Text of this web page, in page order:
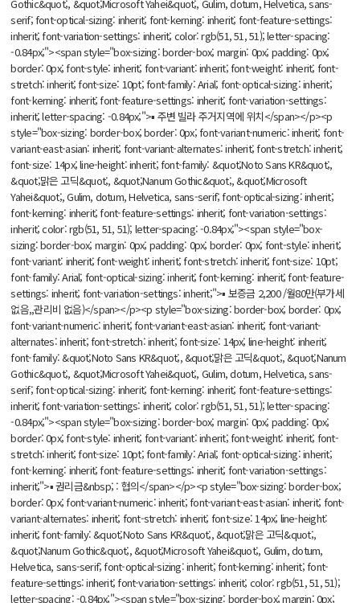
Gothic&quot;, &quot;Microsoft Yahei&quot;, Gulim, dotum, Helvetica, sans-
serif; font-optical-sizing: inherit; font-kerning: inherit; font-feature-settings:
inherit; font-variation-settings: inherit; color: rgb(51, 51, 51); letter-spacing:
-0.84px;"><span style="box-sizing: border-box; margin: 0px; padding: 0px;
border: 0px; font-style: inherit; font-variant: inherit; font-weight: inherit; font-
stretch: inherit; font-size: 10pt; font-family: Arial; font-optical-sizing: inherit;
font-kerning: inherit; font-feature-settings: inherit; font-variation-settings:
inherit; letter-spacing: -0.84px;">▪ 주변 빌라 주거지역에 위치</span></p><p
style="box-sizing: border-box; border: 0px; font-variant-numeric: inherit; font-
variant-east-asian: inherit; font-variant-alternates: inherit; font-stretch: inherit;
font-size: 14px; line-height: inherit; font-family: &quot;Noto Sans KR&quot;,
&quot;맑은 고딕&quot;, &quot;Nanum Gothic&quot;, &quot;Microsoft
Yahei&quot;, Gulim, dotum, Helvetica, sans-serif; font-optical-sizing: inherit;
font-kerning: inherit; font-feature-settings: inherit; font-variation-settings:
inherit; color: rgb(51, 51, 51); letter-spacing: -0.84px;"><span style="box-
sizing: border-box; margin: 0px; padding: 0px; border: 0px; font-style: inherit;
font-variant: inherit; font-weight: inherit; font-stretch: inherit; font-size: 10pt;
font-family: Arial; font-optical-sizing: inherit; font-kerning: inherit; font-feature-
settings: inherit; font-variation-settings: inherit;">▪ 보증금 2,200 /월80만(부가세
없음,,관리비 없음)</span></p><p style="box-sizing: border-box; border: 0px;
font-variant-numeric: inherit; font-variant-east-asian: inherit; font-variant-
alternates: inherit; font-stretch: inherit; font-size: 14px; line-height: inherit;
font-family: &quot;Noto Sans KR&quot;, &quot;맑은 고딕&quot;, &quot;Nanum
Gothic&quot;, &quot;Microsoft Yahei&quot;, Gulim, dotum, Helvetica, sans-
serif; font-optical-sizing: inherit; font-kerning: inherit; font-feature-settings:
inherit; font-variation-settings: inherit; color: rgb(51, 51, 51); letter-spacing:
-0.84px;"><span style="box-sizing: border-box; margin: 0px; padding: 0px;
border: 0px; font-style: inherit; font-variant: inherit; font-weight: inherit; font-
stretch: inherit; font-size: 10pt; font-family: Arial; font-optical-sizing: inherit;
font-kerning: inherit; font-feature-settings: inherit; font-variation-settings:
inherit;">▪ 권리금&nbsp; : 협의</span></p><p style="box-sizing: border-box;
border: 0px; font-variant-numeric: inherit; font-variant-east-asian: inherit; font-
variant-alternates: inherit; font-stretch: inherit; font-size: 14px; line-height:
inherit; font-family: &quot;Noto Sans KR&quot;, &quot;맑은 고딕&quot;,
&quot;Nanum Gothic&quot;, &quot;Microsoft Yahei&quot;, Gulim, dotum,
Helvetica, sans-serif; font-optical-sizing: inherit; font-kerning: inherit; font-
feature-settings: inherit; font-variation-settings: inherit; color: rgb(51, 51, 51);
letter-spacing: -0.84px;"><span style="box-sizing: border-box; margin: 0px;